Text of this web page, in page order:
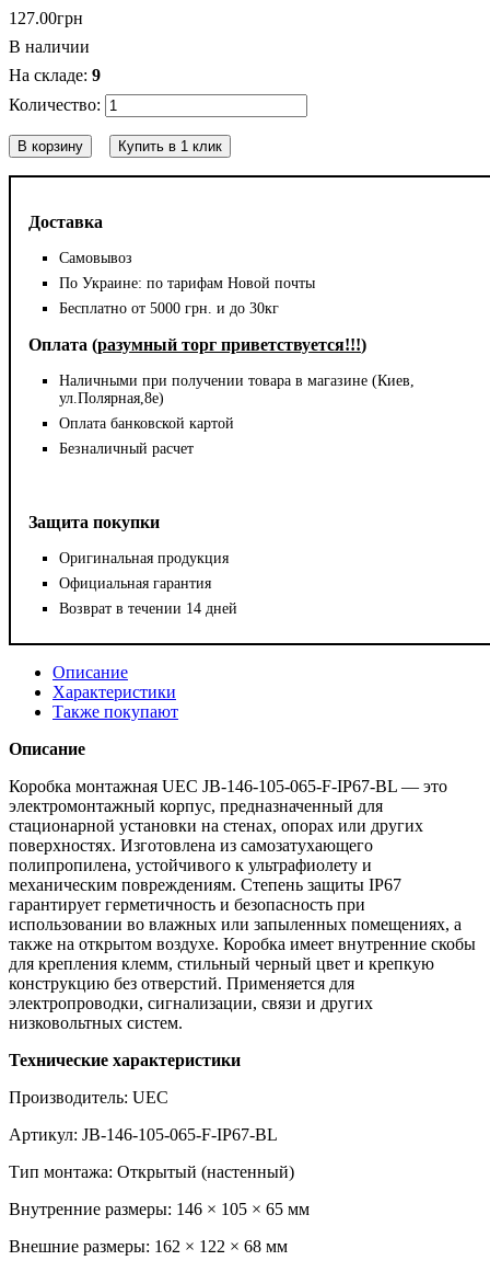
Доставка
Самовывоз
По Украине: по тарифам Новой почты
Бесплатно от 5000 грн. и до 30кг
Оплата (разумный торг приветствуется!!!)
Наличными при получении товара в магазине (Киев,
ул.Полярная,8е)
Оплата банковской картой
Безналичный расчет
Защита покупки
Оригинальная продукция
Официальная гарантия
Возврат в течении 14 дней
127.00грн
В наличии
9
В корзину Купить в 1 клик
Описание
Характеристики
Также покупают
Описание
Коробка монтажная UEC JB-146-105-065-F-IP67-BL — это
электромонтажный корпус, предназначенный для
стационарной установки на стенах, опорах или других
поверхностях. Изготовлена ​​из самозатухающего
полипропилена, устойчивого к ультрафиолету и
механическим повреждениям. Степень защиты IP67
гарантирует герметичность и безопасность при
использовании во влажных или запыленных помещениях, а
также на открытом воздухе. Коробка имеет внутренние скобы
для крепления клемм, стильный черный цвет и крепкую
конструкцию без отверстий. Применяется для
электропроводки, сигнализации, связи и других
низковольтных систем.
Технические характеристики
Производитель: UEC
Артикул: JB-146-105-065-F-IP67-BL
Тип монтажа: Открытый (настенный)
Внутренние размеры: 146 × 105 × 65 мм
Внешние размеры: 162 × 122 × 68 мм